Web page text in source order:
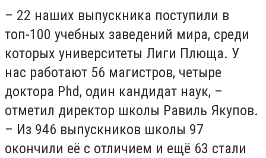
– 22 наших выпускника поступили в
топ-100 учебных заведений мира, среди
которых университеты Лиги Плюща. У
нас работают 56 магистров, четыре
доктора Phd, один кандидат наук, –
отметил директор школы Равиль Якупов.
– Из 946 выпускников школы 97
окончили её с отличием и ещё 63 стали